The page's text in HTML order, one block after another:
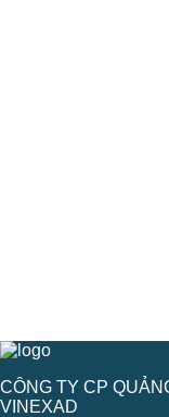
CÔNG TY CP
VINEXAD